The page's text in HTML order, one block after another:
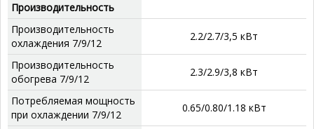
Производительность
Производительность
охлаждения 7/9/12
2.2/2.7/3,5 кВт
Производительность
обогрева 7/9/12
2.3/2.9/3,8 кВт
Потребляемая мощность
при охлаждении 7/9/12
0.65/0.80/1.18 кВт